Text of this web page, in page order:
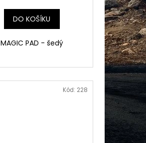
DO KOŠÍKU
MAGIC PAD - šedý
Kód: 228